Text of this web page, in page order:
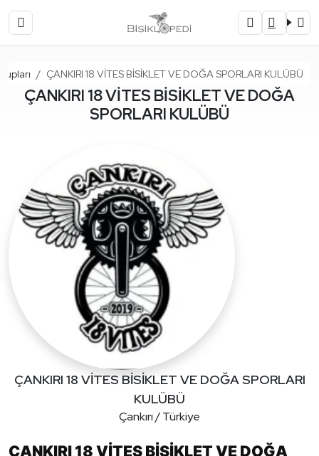
Ana SayfaÇANKIRI 18 VİTES BİSİKLET VE DOĞA SPORLARI KULÜBÜ
ÇANKIRI 18 VİTES BİSİKLET VE DOĞA
SPORLARI KULÜBÜ
ÇANKIRI 18 VİTES BİSİKLET VE DOĞA SPORLARI
KULÜBÜ
Çankırı / Türkiye
ÇANKIRI 18 VİTES BİSİKLET VE DOĞA